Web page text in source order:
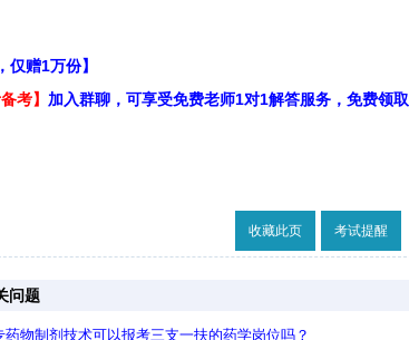
仅赠1万份】
考】 加入群聊，可享受免费老师1对1解答服务，免费领取
收藏此页 考试提醒
问题
药物制剂技术可以报考三支一扶的药学岗位吗？